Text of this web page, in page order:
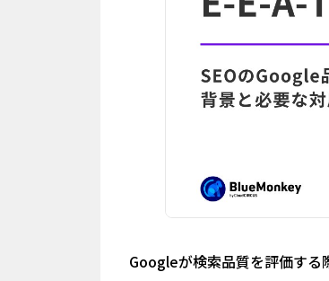
Googleが検索品質を評価する